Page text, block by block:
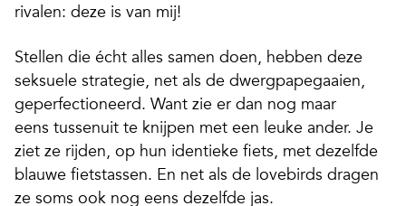
rivalen: deze is van mij!
Stellen die écht alles samen doen, hebben deze
seksuele strategie, net als de dwergpapegaaien,
geperfectioneerd. Want zie er dan nog maar
eens tussenuit te knijpen met een leuke ander. Je
ziet ze rijden, op hun identieke fiets, met dezelfde
blauwe fietstassen. En net als de lovebirds dragen
ze soms ook nog eens dezelfde jas.